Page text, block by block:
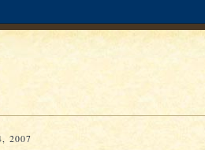
2007